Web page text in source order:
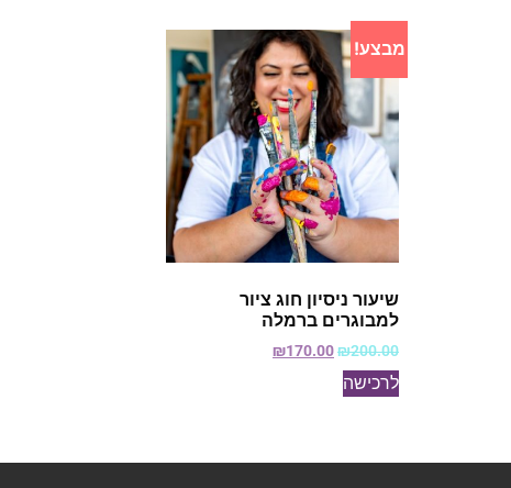
מבצע!
שיעור ניסיון חוג ציור
למבוגרים ברמלה
₪200.00
₪170.00
לרכישה